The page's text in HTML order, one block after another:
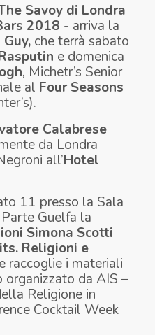
Savoy di Londra
2018 - arriva la
che terrà sabato
e domenica
, Michetr’s Senior
al Four Seasons
Calabrese
da Londra
all’Hotel
11 presso la Sala
Guelfa la
Simona Scotti
Religioni e
raccoglie i materiali
da AIS –
Religione in
Cocktail Week